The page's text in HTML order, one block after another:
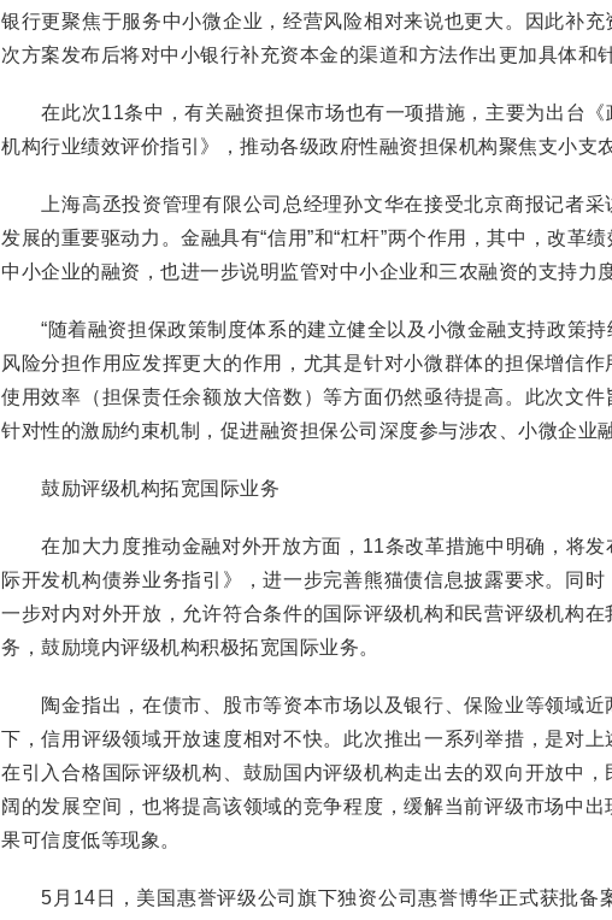
银行更聚焦于服务中小微企业，经营风险相对来说也更大。因此补
次方案发布后将对中小银行补充资本金的渠道和方法作出更加具体和
在此次11条中，有关融资担保市场也有一项措施，主要为出台《
机构行业绩效评价指引》，推动各级政府性融资担保机构聚焦支小支
上海高丞投资管理有限公司总经理孙文华在接受北京商报记者采
发展的重要驱动力。金融具有“信用”和“杠杆”两个作用，其中，改革
中小企业的融资，也进一步说明监管对中小企业和三农融资的支持力
“随着融资担保政策制度体系的建立健全以及小微金融支持政策持
风险分担作用应发挥更大的作用，尤其是针对小微群体的担保增信
使用效率（担保责任余额放大倍数）等方面仍然亟待提高。此次文
针对性的激励约束机制，促进融资担保公司深度参与涉农、小微企业
鼓励评级机构拓宽国际业务
在加大力度推动金融对外开放方面，11条改革措施中明确，将发
际开发机构债券业务指引》，进一步完善熊猫债信息披露要求。同
一步对内对外开放，允许符合条件的国际评级机构和民营评级机构
务，鼓励境内评级机构积极拓宽国际业务。
陶金指出，在债市、股市等资本市场以及银行、保险业等领域近
下，信用评级领域开放速度相对不快。此次推出一系列举措，是对上
在引入合格国际评级机构、鼓励国内评级机构走出去的双向开放中
阔的发展空间，也将提高该领域的竞争程度，缓解当前评级市场中
果可信度低等现象。
5月14日，美国惠誉评级公司旗下独资公司惠誉博华正式获批备